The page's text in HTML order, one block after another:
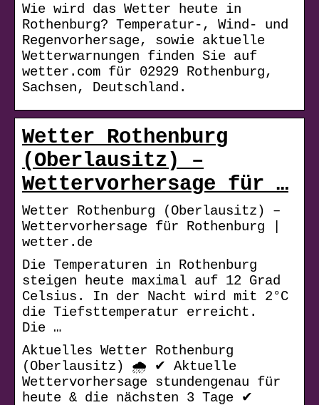
Wie wird das Wetter heute in
Rothenburg? Temperatur-, Wind- und
Regenvorhersage, sowie aktuelle
Wetterwarnungen finden Sie auf
wetter.com für 02929 Rothenburg,
Sachsen, Deutschland.
Wetter Rothenburg
(Oberlausitz) –
Wettervorhersage für …
Wetter Rothenburg (Oberlausitz) –
Wettervorhersage für Rothenburg |
wetter.de
Die Temperaturen in Rothenburg
steigen heute maximal auf 12 Grad
Celsius. In der Nacht wird mit 2°C
die Tiefsttemperatur erreicht.
Die …
Aktuelles Wetter Rothenburg
(Oberlausitz) 🌧️ ✔ Aktuelle
Wettervorhersage stundengenau für
heute & die nächsten 3 Tage ✔